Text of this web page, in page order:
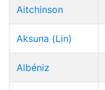
Aitchinson
Aksuna (Lin)
Albéniz